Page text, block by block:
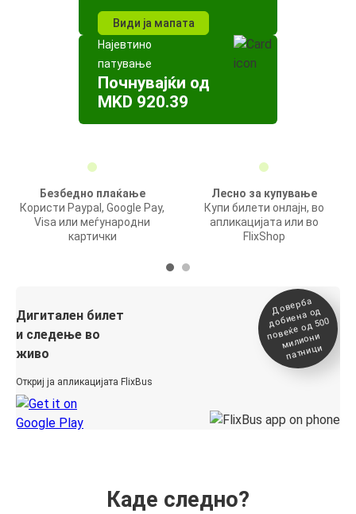
Види ја мапата
Најевтино
патување
Почнувајќи од
MKD 920.39
Безбедно плаќање
Користи Paypal, Google Pay,
Visa или меѓународни
картички
Лесно за купување
Купи билети онлајн, во
апликацијата или во
FlixShop
Дигитален билет
и следење во
живо
Откриј ја апликацијата FlixBus
Доверба
добиена о
д
повеќе о
д 500
милиони
патници
Каде следно?